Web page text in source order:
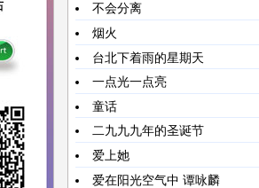
不会分离
烟火
台北下着雨的星期天
一点光一点亮
童话
二九九九年的圣诞节
爱上她
爱在阳光空气中 谭咏麟